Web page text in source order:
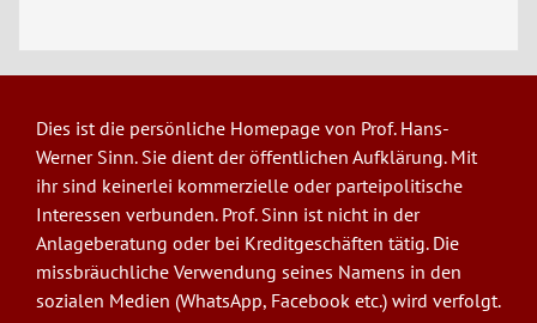
Dies ist die persönliche Homepage von Prof. Hans-
Werner Sinn. Sie dient der öffentlichen Aufklärung. Mit
ihr sind keinerlei kommerzielle oder parteipolitische
Interessen verbunden. Prof. Sinn ist nicht in der
Anlageberatung oder bei Kreditgeschäften tätig. Die
missbräuchliche Verwendung seines Namens in den
sozialen Medien (WhatsApp, Facebook etc.) wird verfolgt.